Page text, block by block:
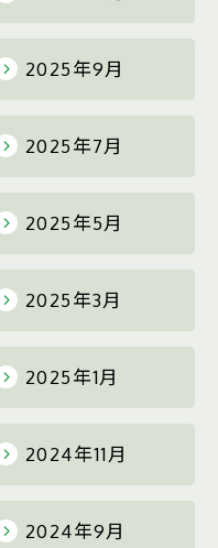
2025年9月
2025年7月
2025年5月
2025年3月
2025年1月
2024年11月
2024年9月